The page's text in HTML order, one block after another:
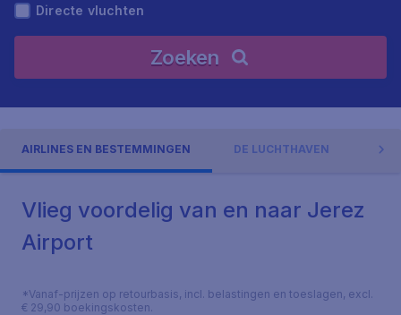
Directe vluchten
Zoeken
AIRLINES EN BESTEMMINGEN DE LUCHTHAVEN
Vlieg voordelig van en naar Jerez
Airport
*Vanaf-prijzen op retourbasis, incl. belastingen en toeslagen, excl.
€ 29,90 boekingskosten.